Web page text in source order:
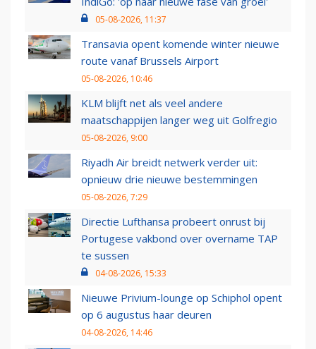
05-08-2026, 11:37
Transavia opent komende winter nieuwe
route vanaf Brussels Airport
05-08-2026, 10:46
KLM blijft net als veel andere
maatschappijen langer weg uit Golfregio
05-08-2026, 9:00
Riyadh Air breidt netwerk verder uit:
opnieuw drie nieuwe bestemmingen
05-08-2026, 7:29
Directie Lufthansa probeert onrust bij
Portugese vakbond over overname TAP
te sussen
04-08-2026, 15:33
Nieuwe Privium-lounge op Schiphol opent
op 6 augustus haar deuren
04-08-2026, 14:46